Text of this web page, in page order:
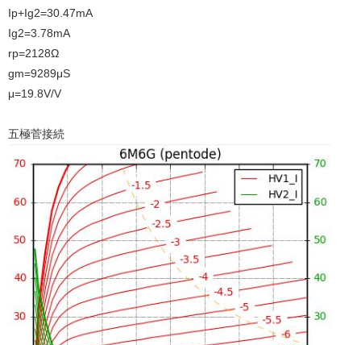
Ip+Ig2=30.47mA
Ig2=3.78mA
rp=2128Ω
gm=9289μS
μ=19.8V/V
五極菅接続